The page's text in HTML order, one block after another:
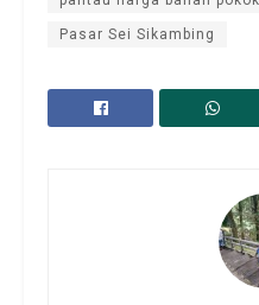
Pasar Sei Sikambing